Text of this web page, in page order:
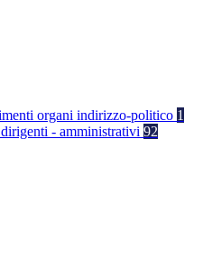
organi indirizzo-politico 1
- amministrativi 92